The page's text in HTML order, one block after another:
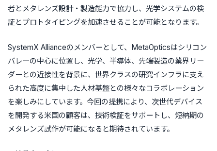
者とメタレンズ設計・製造能力で協力し、光学システムの検
証とプロトタイピングを加速させることが可能となります。
SystemX Allianceのメンバーとして、MetaOpticsはシリコン
バレーの中心に位置し、光学、半導体、先端製造の業界リー
ダーとの近接性を背景に、世界クラスの研究インフラに支え
られた高度に集中した人材基盤との様々なコラボレーション
を楽しみにしています。今回の提携により、次世代デバイス
を開発する米国の顧客は、技術検証をサポートし、短納期の
メタレンズ試作が可能になると期待されています。